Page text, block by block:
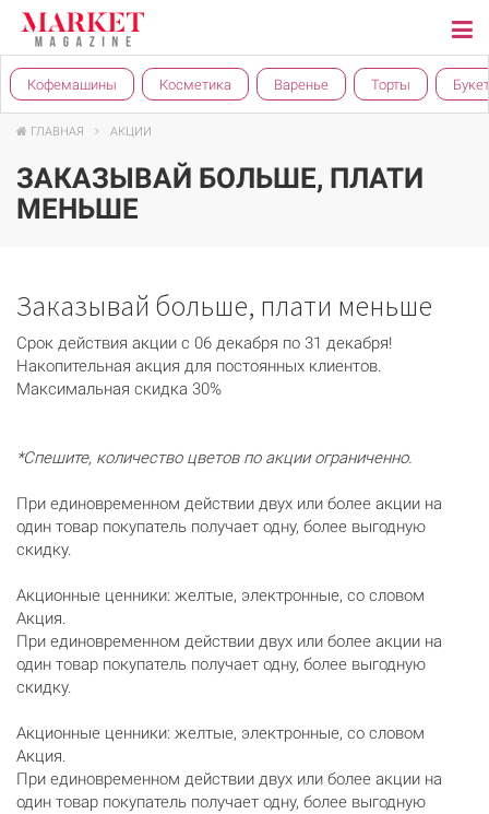
Кофемашины Косметика Варенье Торты
ГЛАВНАЯ АКЦИИ
ЗАКАЗЫВАЙ БОЛЬШЕ, ПЛАТИ
МЕНЬШЕ
Заказывай больше, плати меньше
Срок действия акции с 06 декабря по 31 декабря!
Накопительная акция для постоянных клиентов.
Максимальная скидка 30%
*Спешите, количество цветов по акции ограниченно.
При единовременном действии двух или более акции на
один товар покупатель получает одну, более выгодную
скидку.
Акционные ценники: желтые, электронные, со словом
Акция.
При единовременном действии двух или более акции на
один товар покупатель получает одну, более выгодную
скидку.
Акционные ценники: желтые, электронные, со словом
Акция.
При единовременном действии двух или более акции на
один товар покупатель получает одну, более выгодную